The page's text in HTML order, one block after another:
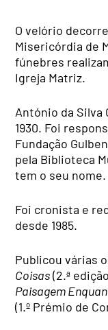
O velório
Misericórdia de
fúnebres
Igreja Matriz.
António da Silva
1930. Foi
Fundação
pela Biblioteca
tem o seu nome.
Foi cronista e
desde 1985.
Publicou várias
Coisas(2.ª
Paisagem
(1.º Prémio de